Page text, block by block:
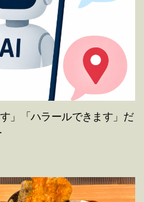
」「ハラールできます」だ